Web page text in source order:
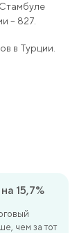
– 827.
в Турции.
15,7%
чем за тот